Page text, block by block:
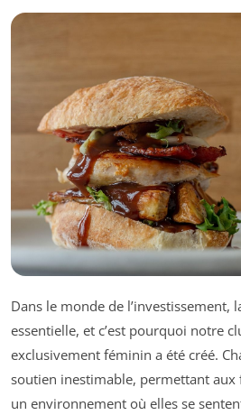
Dans le monde de l’investissement,
essentielle, et c’est pourquoi notre
exclusivement féminin a été créé.
soutien inestimable, permettant aux
un environnement où elles se